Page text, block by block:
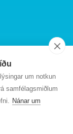
um notkun
samfélagsmiðlum
Nánar um